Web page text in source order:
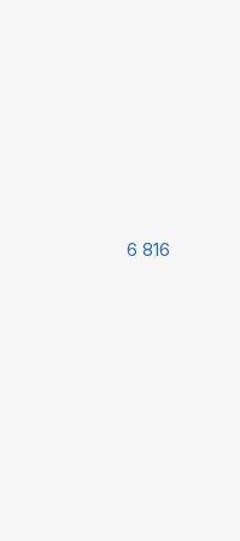
6 816